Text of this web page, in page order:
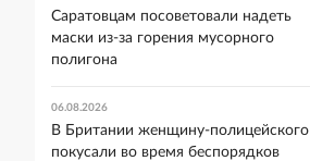
Саратовцам посоветовали надеть
маски из-за горения мусорного
полигона
06.08.2026
В Британии женщину-полицейского
покусали во время беспорядков